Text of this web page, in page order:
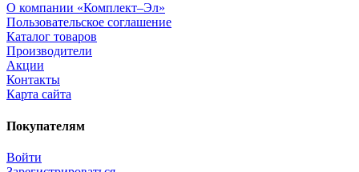
О компании «Комплект–Эл»
Пользовательское соглашение
Каталог товаров
Производители
Акции
Контакты
Карта сайта
Покупателям
Войти